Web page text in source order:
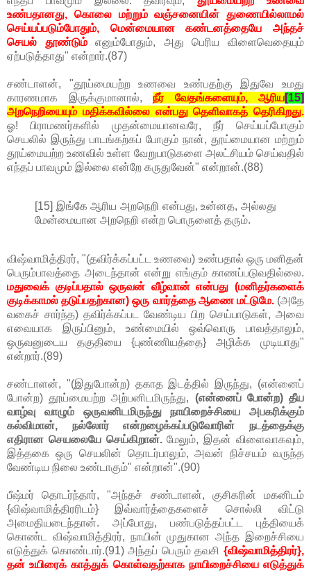
உண்பதானது, கொலை மற்றும் வஞ்சனையின் துணையில்லாமல்
செய்யப்படும்போதும், மென்மையான கண்டனத்தையே அந்தச்
செயல் தூண்டும்எனும்போதும், அது பெரிய விளைவெதையும்
ஏற்படுத்தாது" என்றார்.(87)
சண்டாளன், "தூய்மையற்ற உணவை உண்பதற்கு இதுவே உமது
காரணமாக இருக்குமானால், நீர் வேதங்களையும், ஆரிய[15]
அறநெறியையும் மதிக்கவில்லை என்பது தெளிவாகத் தெரிகிறது.
ஓ! பிராமணர்களில் முதன்மையானவரே, நீர் செய்யப்போகும்
செயலில் இருந்து பாடங்கற்கப் போகும் நான், தூய்மையான மற்றும்
தூய்மையற்ற உணவில் உள்ள வேறுபாடுகளை அலட்சியம் செய்வதில்
எந்தப் பாவமும் இல்லை என்றே கருதுவேன்" என்றான்.(88)
[15] இங்கே ஆரிய அறநெறி என்பது, உன்னத, அல்லது
மேன்மையான அறநெறி என்ற பொருளைத் தரும்.
விஷ்வாமித்திரர், "(தவிர்க்கப்பட்ட உணவை) உண்பதால் ஒரு மனிதன்
பெரும்பாவத்தை அடைந்தான் என்று எங்கும் காணப்படுவதில்லை.
மதுவைக் குடிப்பதால் ஒருவன் வீழ்வான் என்பது (மனிதர்களைக்
குடிக்காமல் தடுப்பதற்கான) ஒரு வார்த்தை ஆணை மட்டுமே.(அதே
வகைச் சார்ந்த) தவிர்க்கப்பட வேண்டிய பிற செய்பாடுகள், அவை
எவையாக இருப்பினும், உண்மையில் ஒவ்வொரு பாவத்தாலும்,
ஒருவனுடைய தகுதியை {புண்ணியத்தை} அழிக்க முடியாது"
என்றார்.(89)
சண்டாளன், "(இதுபோன்ற) தகாத இடத்தில் இருந்து, (என்னைப்
போன்ற) தூய்மையற்ற அற்பனிடமிருந்து, (என்னைப் போன்ற) தீய
வாழ்வு வாழும் ஒருவனிடமிருந்து நாயிறைச்சியை அபகரிக்கும்
கல்விமான், நல்லோர் என்றழைக்கப்படுவோரின் நடத்தைக்கு
எதிரான செயலையே செய்கிறான்.மேலும், இதன் விளைவாகவும்,
இத்தகை ஒரு செயலின் தொடர்பாலும், அவன் நிச்சயம் வருந்த
வேண்டிய நிலை உண்டாகும்" என்றான்".(90)
பீஷ்மர் தொடர்ந்தார், "அந்தச் சண்டாளன், குசிகரின் மகனிடம்
{விஷ்வாமித்திரரிடம்} இவ்வார்த்தைகளைச் சொல்லி விட்டு
அமைதியடைந்தான். அப்போது, பண்படுத்தப்பட்ட புத்தியைக்
கொண்ட விஷ்வாமித்திரர், நாயின் முதுகான அந்த இறைச்சியை
எடுத்துக் கொண்டார்.(91) அந்தப் பெரும் தவசி {விஷ்வாமித்திரர்},
தன் உயிரைக் காத்துக் கொள்வதற்காக நாயிறைச்சியை எடுத்துக்